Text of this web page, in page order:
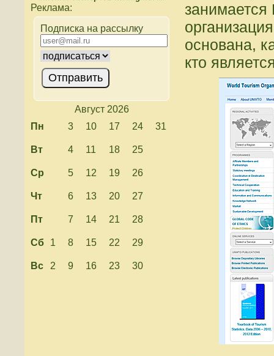
Подписка на рассылку
Август 2026
Пн
3 10 17 24 31
Вт 4 11 18 25
Ср 5 12 19 26
Чт 6 13 20 27
Пт 7 14 21 28
Сб 1 8 15 22 29
Вс 2 9 16 23 30
занимается
основана,
кто